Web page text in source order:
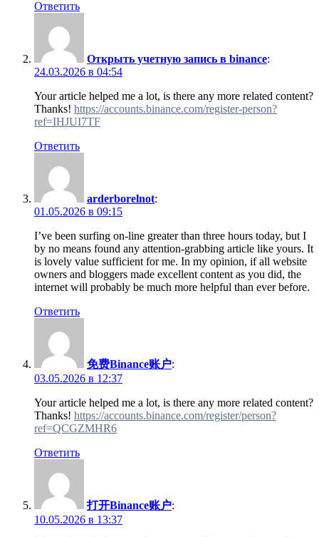
Ответить
Открыть учетную запись в binance:
24.03.2026 в 04:54
Your article helped me a lot, is there any more related content?
Thanks! https://accounts.binance.com/register-person?
ref=IHJUI7TF
Ответить
arderborelnot:
01.05.2026 в 09:15
I’ve been surfing on-line greater than three hours today, but I
by no means found any attention-grabbing article like yours. It
is lovely value sufficient for me. In my opinion, if all website
owners and bloggers made excellent content as you did, the
internet will probably be much more helpful than ever before.
Ответить
免费Binance账户:
03.05.2026 в 12:37
Your article helped me a lot, is there any more related content?
Thanks! https://accounts.binance.com/register/person?
ref=QCGZMHR6
Ответить
打开Binance账户:
10.05.2026 в 13:37